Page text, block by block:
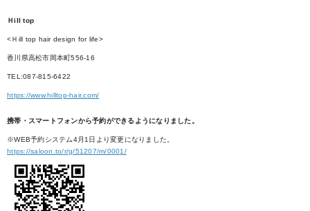
Ｈill top
<Ｈill top hair design for life>
香川県高松市岡本町556-16
TEL:087-815-6422
https://www.hilltop-hair.com/
携帯・スマートフォンから予約ができるようになりました。
※WEB予約システム4月1日より変更になりました。
https://saloon.to/r/g/51207/m/0001/